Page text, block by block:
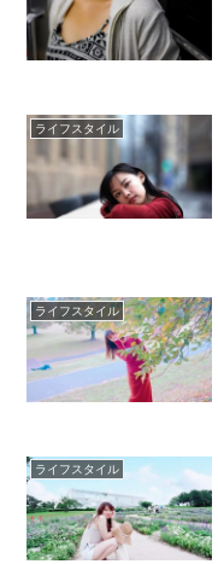
ライフスタイル
ライフスタイル
ライフスタイル